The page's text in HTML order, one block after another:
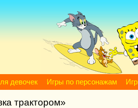
девочек Игры по персонажам
трактором»